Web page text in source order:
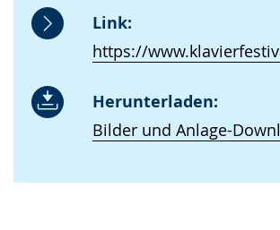
Link:
https://
Herunterladen:
Bilder und Anlage-